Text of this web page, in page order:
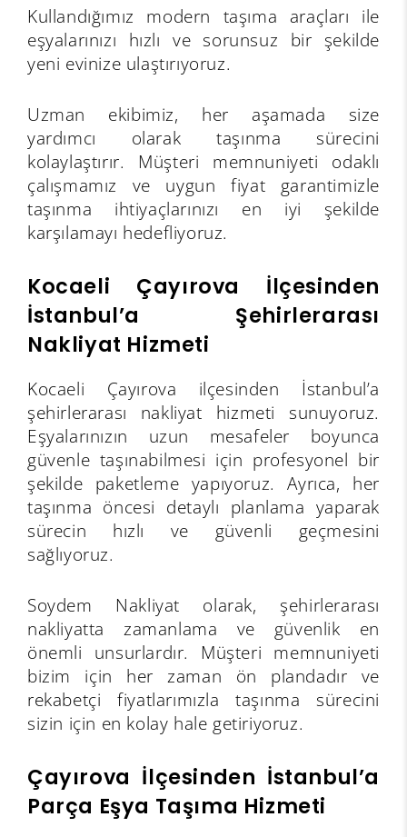
Kullandığımız modern taşıma araçları ile
eşyalarınızı hızlı ve sorunsuz bir şekilde
yeni evinize ulaştırıyoruz.
Uzman ekibimiz, her aşamada size
yardımcı olarak taşınma sürecini
kolaylaştırır. Müşteri memnuniyeti odaklı
çalışmamız ve uygun fiyat garantimizle
taşınma ihtiyaçlarınızı en iyi şekilde
karşılamayı hedefliyoruz.
Kocaeli Çayırova İlçesinden
İstanbul’a Şehirlerarası
Nakliyat Hizmeti
Kocaeli Çayırova ilçesinden İstanbul’a
şehirlerarası nakliyat hizmeti sunuyoruz.
Eşyalarınızın uzun mesafeler boyunca
güvenle taşınabilmesi için profesyonel bir
şekilde paketleme yapıyoruz. Ayrıca, her
taşınma öncesi detaylı planlama yaparak
sürecin hızlı ve güvenli geçmesini
sağlıyoruz.
Soydem Nakliyat olarak, şehirlerarası
nakliyatta zamanlama ve güvenlik en
önemli unsurlardır. Müşteri memnuniyeti
bizim için her zaman ön plandadır ve
rekabetçi fiyatlarımızla taşınma sürecini
sizin için en kolay hale getiriyoruz.
Çayırova İlçesinden İstanbul’a
Parça Eşya Taşıma Hizmeti